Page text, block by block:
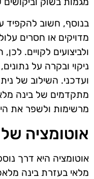
בנוסף, חשוב להקפיד
מדויקים או חסרים
ולביצועים לקויים.
ניקוי ובקרה על
ועדכני. השילוב של
מתקדמים של בינה
מרשימות ולשפר את
אוטומציה
אוטומציה היא דרך
מלאי בעזרת בינה